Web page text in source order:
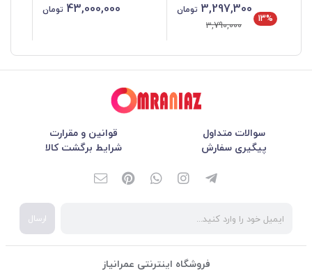
13%
3,297,300 تومان
3,790,000
43,000,000 تومان
سوالات متداول
قوانین و مقرارت
پیگیری سفارش
شرایط برگشت کالا
ارسال
فروشگاه اینترنتی عمرانیاز